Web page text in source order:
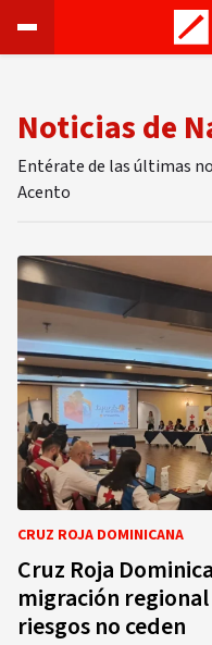
Noticias de
Entérate de las últimas
Acento
CRUZ ROJA DOMINICANA
Cruz Roja
migración
riesgos no ceden